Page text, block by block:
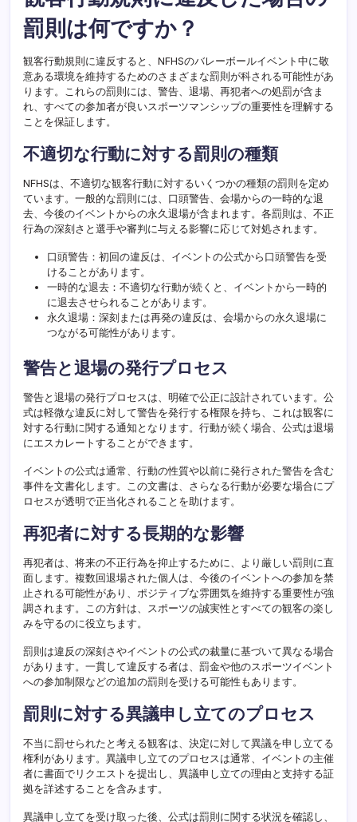
罰則は何ですか？
観客行動規則に違反すると、NFHSのバレーボールイベント中に敬
意ある環境を維持するためのさまざまな罰則が科される可能性があ
ります。これらの罰則には、警告、退場、再犯者への処罰が含ま
れ、すべての参加者が良いスポーツマンシップの重要性を理解する
ことを保証します。
不適切な行動に対する罰則の種類
NFHSは、不適切な観客行動に対するいくつかの種類の罰則を定め
ています。一般的な罰則には、口頭警告、会場からの一時的な退
去、今後のイベントからの永久退場が含まれます。各罰則は、不正
行為の深刻さと選手や審判に与える影響に応じて対処されます。
口頭警告：初回の違反は、イベントの公式から口頭警告を受
けることがあります。
一時的な退去：不適切な行動が続くと、イベントから一時的
に退去させられることがあります。
永久退場：深刻または再発の違反は、会場からの永久退場に
つながる可能性があります。
警告と退場の発行プロセス
警告と退場の発行プロセスは、明確で公正に設計されています。公
式は軽微な違反に対して警告を発行する権限を持ち、これは観客に
対する行動に関する通知となります。行動が続く場合、公式は退場
にエスカレートすることができます。
イベントの公式は通常、行動の性質や以前に発行された警告を含む
事件を文書化します。この文書は、さらなる行動が必要な場合にプ
ロセスが透明で正当化されることを助けます。
再犯者に対する長期的な影響
再犯者は、将来の不正行為を抑止するために、より厳しい罰則に直
面します。複数回退場された個人は、今後のイベントへの参加を禁
止される可能性があり、ポジティブな雰囲気を維持する重要性が強
調されます。この方針は、スポーツの誠実性とすべての観客の楽し
みを守るのに役立ちます。
罰則は違反の深刻さやイベントの公式の裁量に基づいて異なる場合
があります。一貫して違反する者は、罰金や他のスポーツイベント
への参加制限などの追加の罰則を受ける可能性もあります。
罰則に対する異議申し立てのプロセス
不当に罰せられたと考える観客は、決定に対して異議を申し立てる
権利があります。異議申し立てのプロセスは通常、イベントの主催
者に書面でリクエストを提出し、異議申し立ての理由と支持する証
拠を詳述することを含みます。
異議申し立てを受け取った後、公式は罰則に関する状況を確認し、